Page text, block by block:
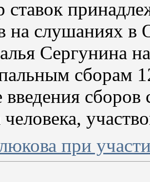
ставок
на слушаниях в
Сергунина
сборам
введения
при